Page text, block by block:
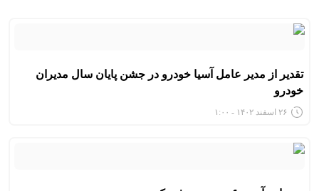
تقدیر از مدیر عامل آسیا خودرو در جشن پایان سال مدیران
خودرو
۲۶ اسفند ۱۴۰۲ - ۱:۰۰